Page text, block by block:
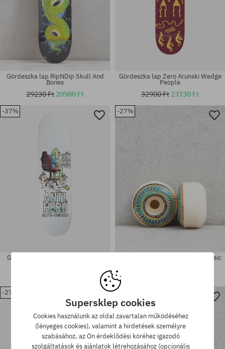
Elérhető méretek:
Elérhető méretek:
55
Elérhető méretek:
Gördeszka lap RipNDip Skull And
Bones
29230 Ft 20980 Ft
Elérhető méretek:
8.5
Gördeszka lap Zero Arunski Wedge
People
32900 Ft 23730 Ft
-37%
Gördeszka lap Antihero Kanfoush
-27%
Spitfire F4 99D Radioactive Classic
-27%
Supersklep cookies
Cookies használunk az oldal zavartalan működéséhez
(lényeges cookies), valamint a hirdetések személyre
szabásához, az Ön érdeklődési köréhez igazodó
szolgáltatások és ajánlatok létrehozásához (opcionális